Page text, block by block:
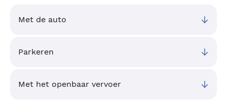
Met de auto
Parkeren
Met het openbaar vervoer